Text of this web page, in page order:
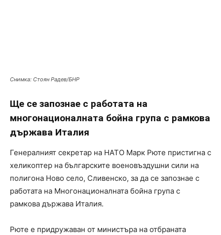
Снимка: Стоян Радев/БНР
Ще се запознае с работата на
многонационалната бойна група с рамкова
държава Италия
Генералният секретар на НАТО Марк Рюте пристигна с
хеликоптер на българските военовъздушни сили на
полигона Ново село, Сливенско, за да се запознае с
работата на Многонационалната бойна група с
рамкова държава Италия.
Рюте е придружаван от министъра на отбраната